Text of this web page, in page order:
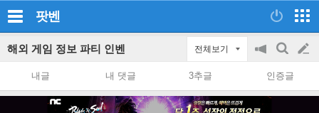
팟벤
해외 게임 정보 파티 인벤 전체보기
공
on/off
검
색
글
쓰
내글 내 댓글 3추글 인증글